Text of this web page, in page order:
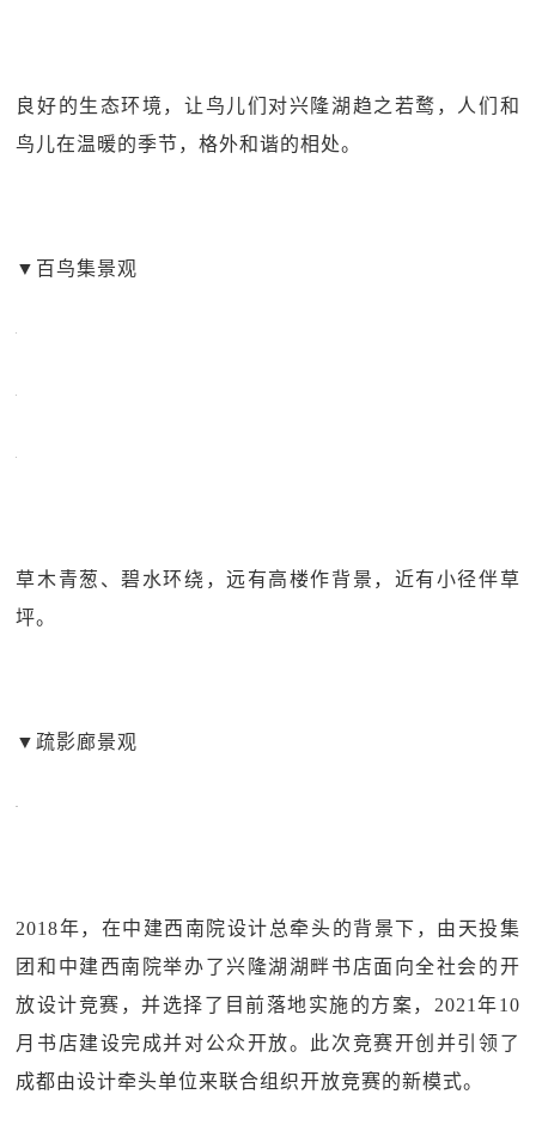
良好的生态环境，让鸟儿们对兴隆湖趋之若鹜，人们和
鸟儿在温暖的季节，格外和谐的相处。
▼ 百鸟集景观
草木青葱、碧水环绕，远有高楼作背景，近有小径伴草
坪。
▼ 疏影廊景观
2018年，在中建西南院设计总牵头的背景下，由天投集
团和中建西南院举办了兴隆湖湖畔书店面向全社会的开
放设计竞赛，并选择了目前落地实施的方案，2021年10
月书店建设完成并对公众开放。此次竞赛开创并引领了
成都由设计牵头单位来联合组织开放竞赛的新模式。